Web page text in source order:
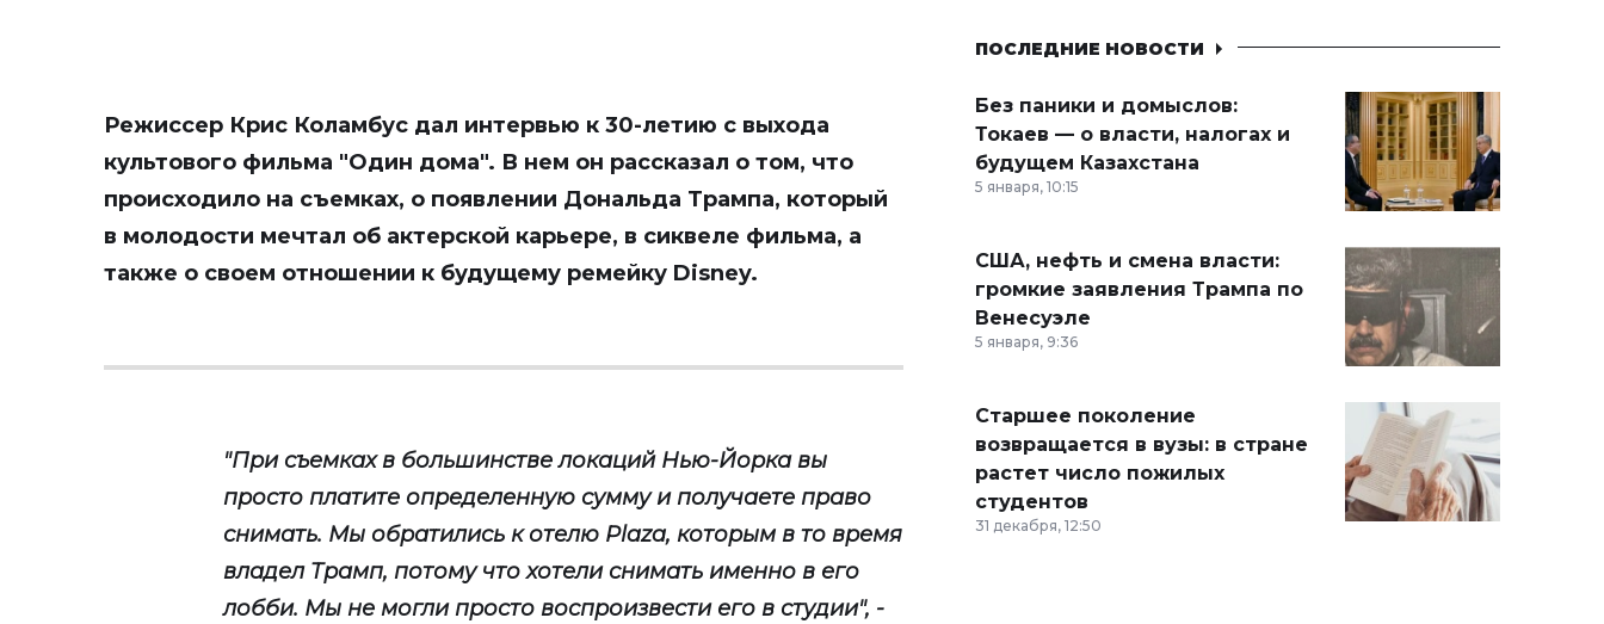
Режиссер Крис Коламбус дал интервью к 30-летию с выхода
культового фильма "Один дома". В нем он рассказал о том, что
происходило на съемках, о появлении Дональда Трампа, который
в молодости мечтал об актерской карьере, в сиквеле фильма, а
также о своем отношении к будущему ремейку Disney.
"При съемках в большинстве локаций Нью-Йорка вы
просто платите определенную сумму и получаете право
снимать. Мы обратились к отелю Plaza, которым в то время
владел Трамп, потому что хотели снимать именно в его
лобби. Мы не могли просто воспроизвести его в студии", -
ПОСЛЕДНИЕ НОВОСТИ
Без паники и домыслов:
Токаев — о власти, налогах и
будущем Казахстана
5 января, 10:15
США, нефть и смена власти:
громкие заявления Трампа по
Венесуэле
5 января, 9:36
Старшее поколение
возвращается в вузы: в стране
растет число пожилых
студентов
31 декабря, 12:50